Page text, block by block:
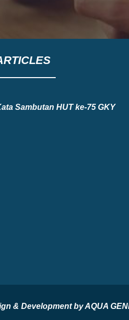
Sambutan HUT ke-75 GKY
& Development by AQUA